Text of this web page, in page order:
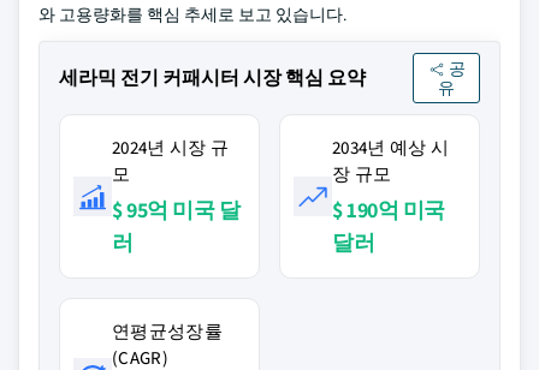
와 고용량화를 핵심 추세로 보고 있습니다.
세라믹 전기 커패시터 시장 핵심 요약
공
유
2024년 시장 규
모
$ 95억 미국 달
러
2034년 예상 시
장 규모
$ 190억 미국
달러
연평균성장률
(CAGR)